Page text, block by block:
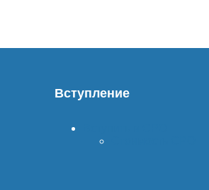
Вступление